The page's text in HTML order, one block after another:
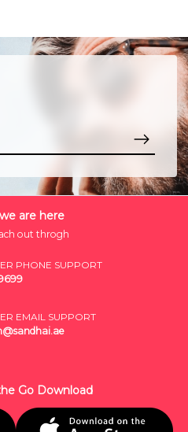
are here
out throgh
PHONE SUPPORT
EMAIL SUPPORT
Go Download